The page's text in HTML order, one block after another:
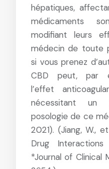
hépatiques,
médicaments
modifiant leurs
médecin de toute
si vous prenez
CBD peut, par
l’effet
nécessitant un
posologie de ce
2021). (Jiang, W.,
Drug
*Journal of Clinical